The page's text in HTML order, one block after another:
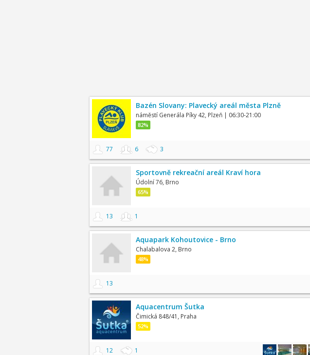
Bazén Slovany: Plavecký areál města Plzně
náměstí Generála Píky 42, Plzeň | 06:30-21:00
82%
77 6 3
Sportovně rekreační areál Kraví hora
Údolní 76, Brno
65%
13 1
Aquapark Kohoutovice - Brno
Chalabalova 2, Brno
48%
13
Aquacentrum Šutka
Čimická 848/41, Praha
52%
12 1